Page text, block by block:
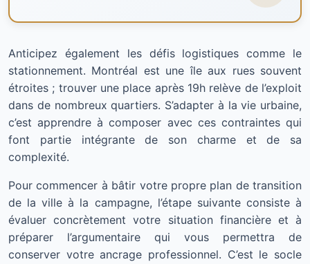
Anticipez également les défis logistiques comme le
stationnement. Montréal est une île aux rues souvent
étroites ; trouver une place après 19h relève de l’exploit
dans de nombreux quartiers. S’adapter à la vie urbaine,
c’est apprendre à composer avec ces contraintes qui
font partie intégrante de son charme et de sa
complexité.
Pour commencer à bâtir votre propre plan de transition
de la ville à la campagne, l’étape suivante consiste à
évaluer concrètement votre situation financière et à
préparer l’argumentaire qui vous permettra de
conserver votre ancrage professionnel. C’est le socle